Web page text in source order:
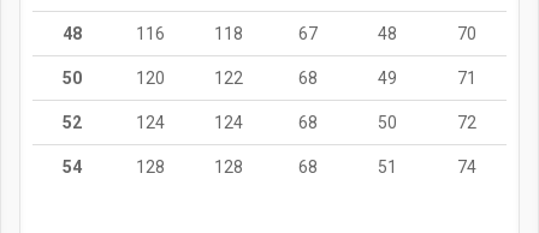
48 116 118 67 48 70
50 120 122 68 49 71
52 124 124 68 50 72
54 128 128 68 51 74